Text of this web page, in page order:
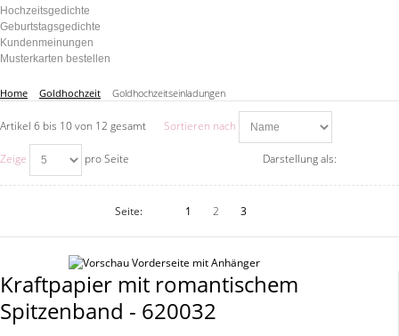
Hochzeitsgedichte
Geburtstagsgedichte
Kundenmeinungen
Musterkarten bestellen
Home Goldhochzeit Goldhochzeitseinladungen
Artikel 6 bis 10 von 12 gesamt Sortieren nach
Zeige pro Seite Darstellung als:
Seite: 1 2 3
Kraftpapier mit romantischem
Spitzenband - 620032